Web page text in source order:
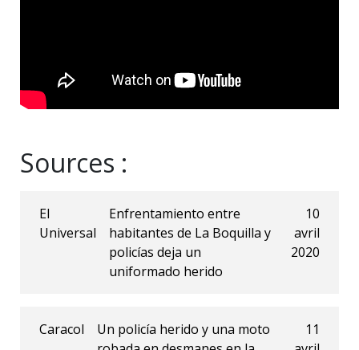
Sources :
El
Universal
Enfrentamiento entre
habitantes de La Boquilla y
policías deja un
uniformado herido
10
avril
2020
Caracol
Un policía herido y una moto
11